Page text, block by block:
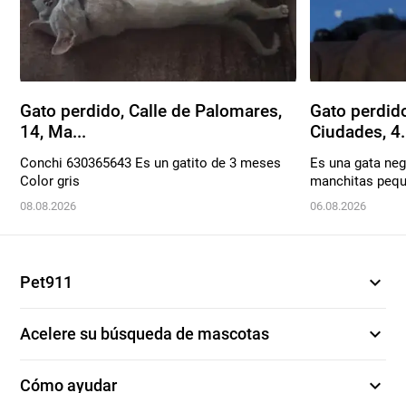
Gato perdido, Calle de Palomares,
14, Ma...
Conchi 630365643 Es un gatito de 3 meses
Color gris
08.08.2026
Gato
Ciudades,
Es una gata
manchitas
06.08.2026
Pet911 expand_more
Acelere su búsqueda de mascotas expand_more
Cómo ayudar expand_more